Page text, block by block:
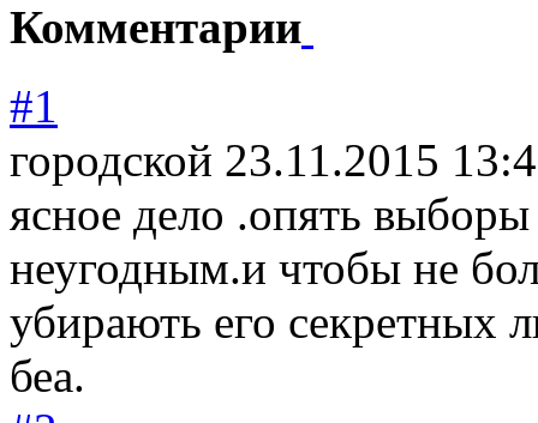
Комментарии
#1
городской 23.11.2015
ясное дело .опять
неугодным.и чтобы не
убирають его секретных
беа.